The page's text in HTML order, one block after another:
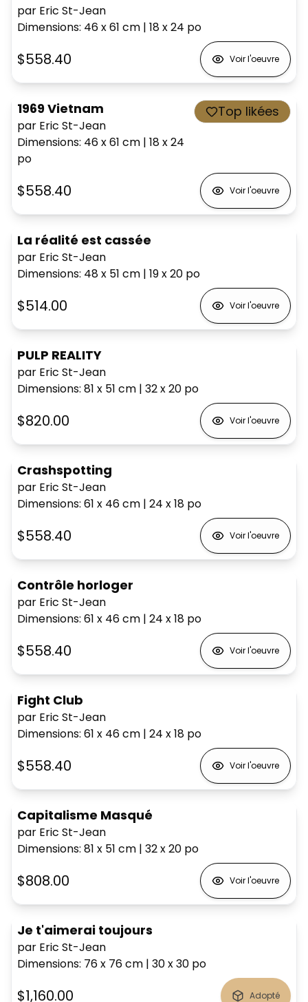
par Eric St-Jean
Dimensions: 46 x 61 cm | 18 x 24 po
$558.40 Voir l'oeuvre
1969 Vietnam
par Eric St-Jean
Dimensions: 46 x 61 cm | 18 x 24
po
Top likées
$558.40 Voir l'oeuvre
La réalité est cassée
par Eric St-Jean
Dimensions: 48 x 51 cm | 19 x 20 po
$514.00 Voir l'oeuvre
PULP REALITY
par Eric St-Jean
Dimensions: 81 x 51 cm | 32 x 20 po
$820.00 Voir l'oeuvre
Crashspotting
par Eric St-Jean
Dimensions: 61 x 46cm | 24 x 18 po
$558.40 Voir l'oeuvre
Contrôle horloger
par Eric St-Jean
Dimensions: 61 x 46cm | 24 x 18 po
$558.40 Voir l'oeuvre
Fight Club
par Eric St-Jean
Dimensions: 61 x 46cm | 24 x 18 po
$558.40 Voir l'oeuvre
Capitalisme Masqué
par Eric St-Jean
Dimensions: 81 x 51 cm | 32 x 20 po
$808.00 Voir l'oeuvre
Je t'aimerai toujours
par Eric St-Jean
Dimensions: 76 x 76cm | 30 x 30 po
$1,160.00 Adopté